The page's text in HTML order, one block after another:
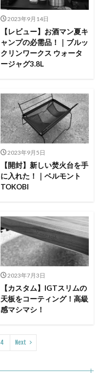
2023年9月14日
【レビュー】お酒マン夏キ
ャンプの必需品！｜ブルッ
クリンワークス ウォータ
ージャグ3.8L
2023年9月5日
【開封】新しい焚火台を手
に入れた！｜ベルモント
TOKOBI
2023年7月3日
【カスタム】IGTスリムの
天板をコーティング！高級
感マシマシ！
4 Next